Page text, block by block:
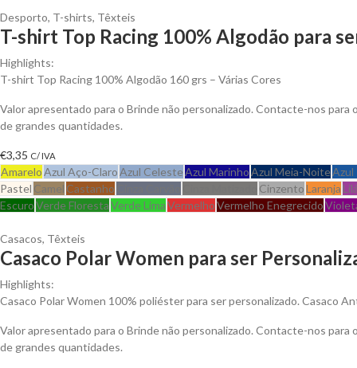
Desporto, T-shirts, Têxteis
T-shirt Top Racing 100% Algodão para
Highlights:
T-shirt Top Racing 100% Algodão 160 grs – Várias Cores
Valor apresentado para o Brinde não personalizado. Contacte-nos
de grandes quantidades.
€3,35 C/ IVA
AmareloAzul Aço-ClaroAzul CelesteAzul MarinhoAzul Meia-NoiteAzul
Pastel Camel Castanho CinzentoLaranja
EscuroVerde FlorestaVerde LimaVermelhoVermelho Enegrecido
Casacos, Têxteis
Casaco Polar Women para ser
Highlights:
Casaco Polar Women 100% poliéster para ser personalizado. Casaco
Valor apresentado para o Brinde não personalizado. Contacte-nos
de grandes quantidades.